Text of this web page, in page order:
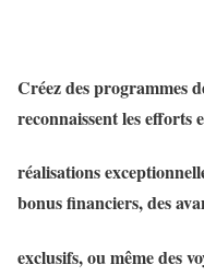
Créez des programmes
reconnaissent les efforts
réalisations
bonus financiers, des
exclusifs, ou même des